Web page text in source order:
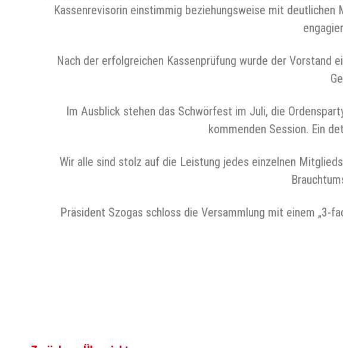
Kassenrevisorin einstimmig beziehungsweise mit
Nach der erfolgreichen Kassenprüfung wurde der Vorstand
Im Ausblick stehen das Schwörfest im Juli, die
kommenden Session. Ein
Wir alle sind stolz auf die Leistung jedes einzelnen
Präsident Szogas schloss die Versammlung mit einem „3-